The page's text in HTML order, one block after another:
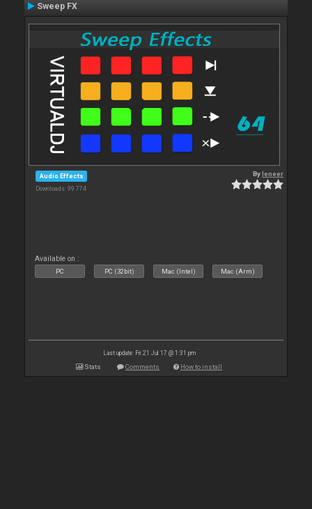
Sweep FX
Audio Effects
Downloads: 99 774
Byleneer
Available on :
PC PC (32bit) Mac (Intel) Mac (Arm)
Last update: Fri 21 Jul 17 @ 1:31 pm
Stats Comments How to install